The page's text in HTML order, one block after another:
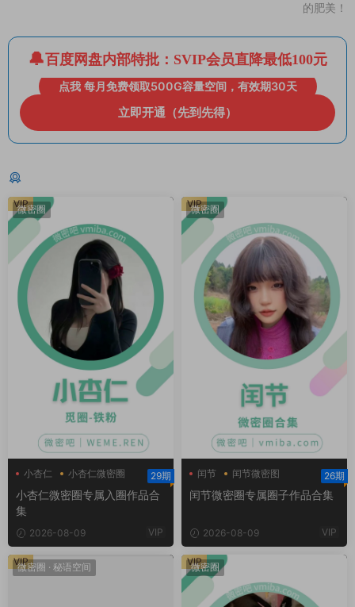
的肥美！
百度网盘内部特批：SVIP会员直降最低100元
点我 每月免费领取500G容量空间，有效期30天
立即开通（先到先得）
微密圈
小杏仁 小杏仁微密圈 29期
小杏仁微密圈专属入圈作品合
集
2026-08-09 VIP
VIP 微密圈
闰节 闰节微密图 26期
闰节微密圈专属圈子作品合集
2026-08-09 VIP
VIP
微密圈 · 秘语空间
VIP 微密圈
VIP